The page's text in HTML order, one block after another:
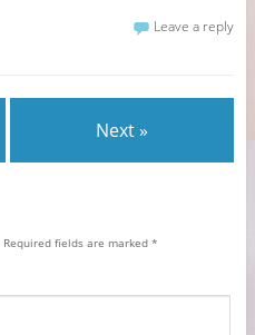
Leave a reply
Next »
Required fields are marked *